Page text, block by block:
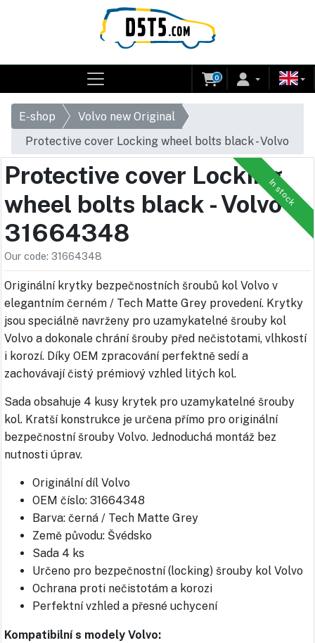
0
E-shop
Volvo new Original
Protective cover Locking wheel bolts black - Volvo
31664348
In stock
Protective cover Locking
wheel bolts black - Volvo
31664348
Our code: 31664348
Originální krytky bezpečnostních šroubů kol Volvo v
elegantním černém / Tech Matte Grey provedení. Krytky
jsou speciálně navrženy pro uzamykatelné šrouby kol
Volvo a dokonale chrání šrouby před nečistotami, vlhkostí
i korozí. Díky OEM zpracování perfektně sedí a
zachovávají čistý prémiový vzhled litých kol.
Sada obsahuje 4 kusy krytek pro uzamykatelné šrouby
kol. Kratší konstrukce je určena přímo pro originální
bezpečnostní šrouby Volvo. Jednoduchá montáž bez
nutnosti úprav.
Originální díl Volvo
OEM číslo: 31664348
Barva: černá / Tech Matte Grey
Země původu: Švédsko
Sada 4 ks
Určeno pro bezpečnostní (locking) šrouby kol Volvo
Ochrana proti nečistotám a korozi
Perfektní vzhled a přesné uchycení
Kompatibilní s modely Volvo: